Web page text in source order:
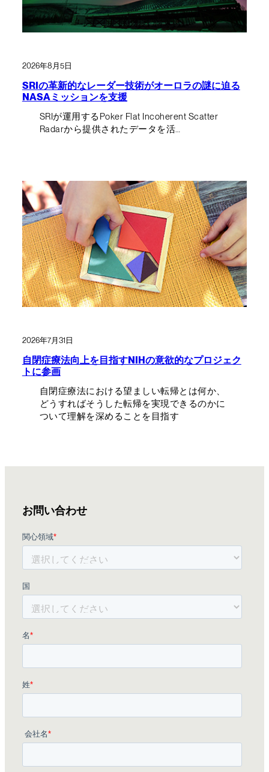
2026年8月5日
SRIの革新的なレーダー技術がオーロラの謎に迫る
NASAミッションを支援
SRIが運用するPoker Flat Incoherent Scatter
Radarから提供されたデータを活…
2026年7月31日
自閉症療法向上を目指すNIHの意欲的なプロジェク
トに参画
自閉症療法における望ましい転帰とは何か、
どうすればそうした転帰を実現できるのかに
ついて理解を深めることを目指す
お問い合わせ